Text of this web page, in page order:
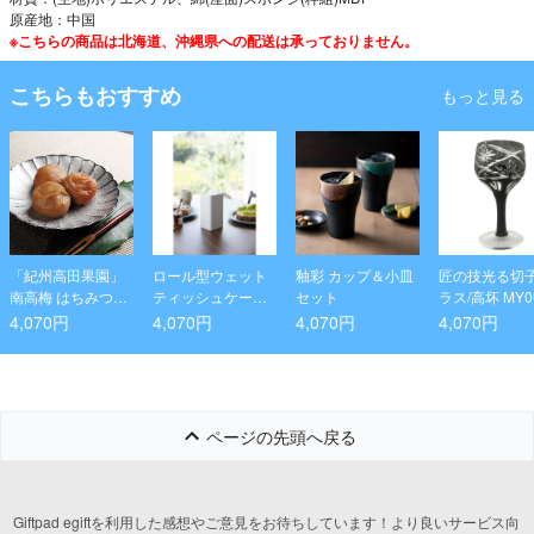
原産地：中国
※こちらの商品は北海道、沖縄県への配送は承っておりません。
こちらもおすすめ もっと見る
「紀州高田果園」
南高梅 はちみつ梅
干(個包装)
4,070円
ロール型ウェット
ティッシュケース
タワー ホワイト
4,070円
釉彩 カップ＆小皿
セット
4,070円
匠の技光る切
ラス/高坏
K
4,070円
ページの先頭へ戻る
Giftpad egiftを利用した感想やご意見をお待ちしています！より良いサービス向